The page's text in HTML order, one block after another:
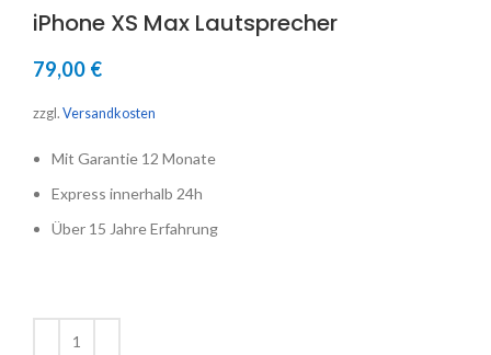
iPhone XS Max Lautsprecher
79,00 €
zzgl. Versandkosten
Mit Garantie 12 Monate
Express innerhalb 24h
Über 15 Jahre Erfahrung